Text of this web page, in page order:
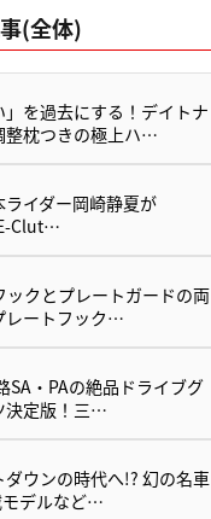
(全体)
」を過去にする！デイトナ
整枕つきの極上ハ…
ライダー岡崎静夏が
E-Clut…
ックとプレートガードの両
レートフック…
SA・PAの絶品ドライブグ
決定版！三…
ウンの時代へ!? 幻の名車
モデルなど…